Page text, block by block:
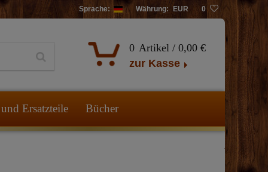
Sprache: Währung: EUR 0
0 Artikel / 0,00 €
zur Kasse
Ersatzteile Bücher